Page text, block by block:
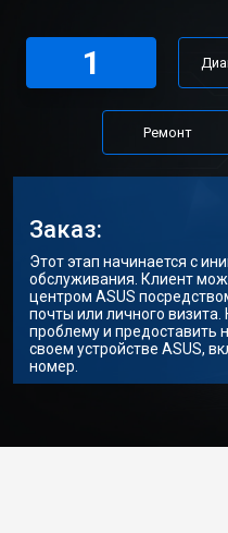
1
Ремонт
Заказ:
Этот этап начинается с
обслуживания. Клиент
центром ASUS
почты или личного визита.
проблему и
своем устройстве ASUS,
номер.